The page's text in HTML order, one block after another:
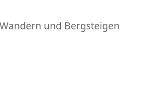
und Bergsteigen